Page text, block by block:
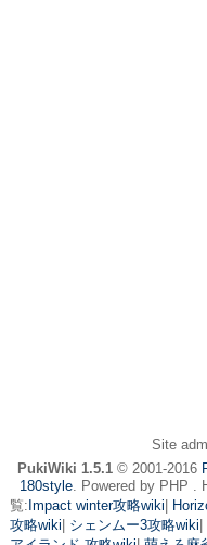
Site
PukiWiki 1.5.1© 2001-2016
180style. Powered by PHP .
覧: Impact winter攻略wiki
攻略wiki シェンムー3攻略wiki